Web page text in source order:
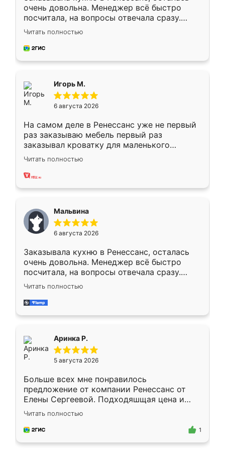
очень довольна. Менеджер всё быстро
посчитала, на вопросы отвечала сразу.
Замерщик приехал в субботу, подошёл к
делу со всей ответственностью. Собрали
за день, ребята работали аккуратно, даже
Читать полностью
Игорь М.
6 августа 2026
На самом деле в Ренессанс уже не первый
раз заказываю мебель первый раз
заказывал кроватку для маленького
ребёнка при его рождении ,во второй раз
заказал шкаф-купе. По качеству очень
хорошее сборка достаточно быстрая,
меньше, здесь же он более разнообразный.
Мне нравится ,если что-то потребуется из
мебели буду заказывать только здесь.
Читать полностью
Мальвина
6 августа 2026
Заказывала кухню в Ренессанс, осталась
очень довольна. Менеджер всё быстро
посчитала, на вопросы отвечала сразу.
Замерщик приехал в субботу, подошёл к
делу со всей ответственностью. Собрали
за день, ребята работали аккуратно, даже
Читать полностью
Аринка Р.
5 августа 2026
Больше всех мне понравилось
предложение от компании Ренессанс от
Елены Сергеевой. Подходяшщая цена и
короткие сроки изготовления. Приехавший
для замера сотрудник Владислав
предложил по моему эскизу самый
Читать полностью
1